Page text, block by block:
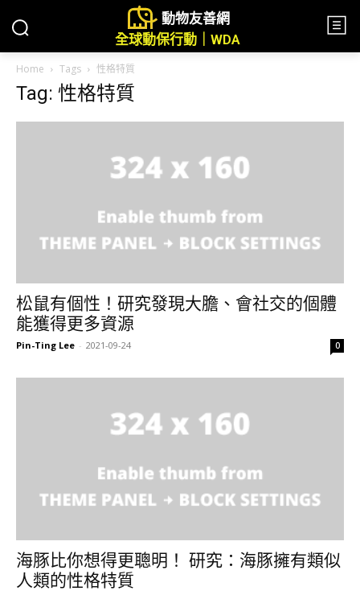
動物友善網
全球動保行動｜WDA
Home Tags 性格特質
Tag: 性格特質
松鼠有個性！研究發現大膽、會社交的個體
能獲得更多資源
Pin-Ting Lee - 2021-09-24 0
海豚比你想得更聰明！ 研究：海豚擁有類似
人類的性格特質